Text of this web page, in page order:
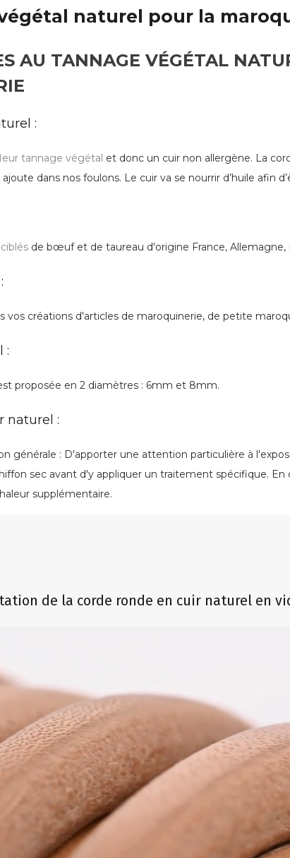
naturel pour la
AU TANNAGE VÉGÉTAL
:
tannage végétal et donc un cuir non allergène. La
dans nos foulons. Le cuir va se nourrir d’huile afin
de bœuf et de taureau d'origine France,
créations d'articles de maroquinerie, de petite
:
proposée en 2 diamètres : 6mm et 8mm.
naturel :
générale : D'apporter une attention particulière à
sec avant d'y appliquer un traitement spécifique.
supplémentaire.
de la corde ronde en cuir naturel en